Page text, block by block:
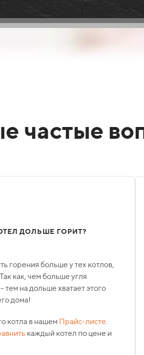
частые
ДОЛЬШЕ ГОРИТ?
горения больше у тех котлов,
как, чем больше угля
тем на дольше хватает этого
дома!
котла в нашем Прайс-листе
каждый котел по цене и